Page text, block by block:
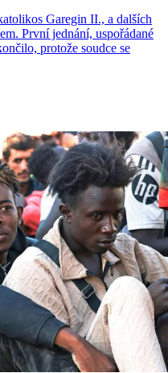
Garegin II., a dalších
První jednání, uspořádané
protože soudce se